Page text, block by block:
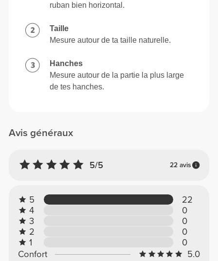
Avis généraux
5/5 22 avis
5
22
4
0
3
0
2
0
1
0
Confort
5.0
ruban bien horizontal.
Taille
Mesure autour de ta taille naturelle.
Hanches
Mesure autour de la partie la plus large
de tes hanches.